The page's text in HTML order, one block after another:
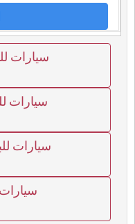
سيارات
سيارات للبيع 508
سيارات للبيع 2019